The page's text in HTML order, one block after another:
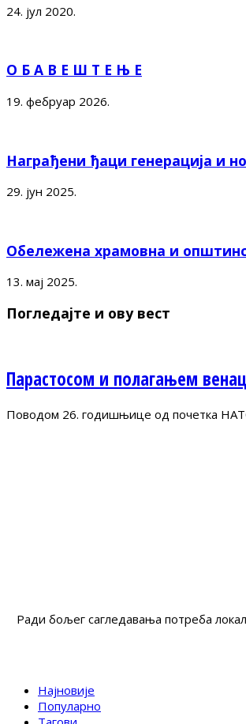
24. јул 2020.
О Б А В Е Ш Т Е Њ Е
19. фебруар 2026.
Награђени ђаци генерација и
29. јун 2025.
Обележена храмовна и
13. мај 2025.
Погледајте и ову вест
Парастосом и полагањем
Поводом 26. годишњице од почетка
Ради бољег сагледавања потреба
Најновије
Популарно